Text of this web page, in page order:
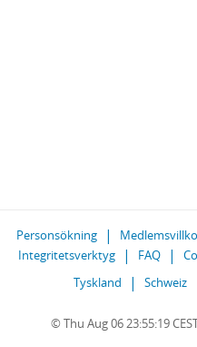
Personsökning
Integritetsverktyg
FAQ
Tyskland
Schweiz
© Thu Aug 06 23:55:19